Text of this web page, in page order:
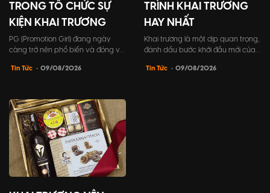
TRONG TỔ CHỨC SỰ
KIỆN KHAI TRƯƠNG
PG (Promotion Girl) đang ngày
càng trở nên phổ biến và đóng vai
sự kiện khai trương. PG không chỉ
tích cực vào việc xây dựng hình
ảnh thương hiệu và tạo dựng ấn
tượng mạnh mẽ đối...
Tin Tức • 09/08/2026
TRÌNH KHAI TRƯƠNG
HAY NHẤT
Khai trương là một dịp quan trọng,
đánh dấu bước khởi đầu mới của
yếu tố trong sự kiện cần được
Tin Tức • 09/08/2026